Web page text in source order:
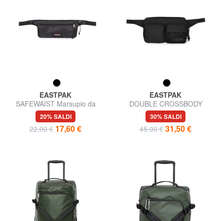
EASTPAK
SAFEWAIST Marsupio da
viaggio sicuro, da indossare
sotto gli indumenti
20% SALDI
22,00 € 17,60 €
EASTPAK
DOUBLE CROSSBODY
Marsupio multitasche
30% SALDI
45,00 € 31,50 €